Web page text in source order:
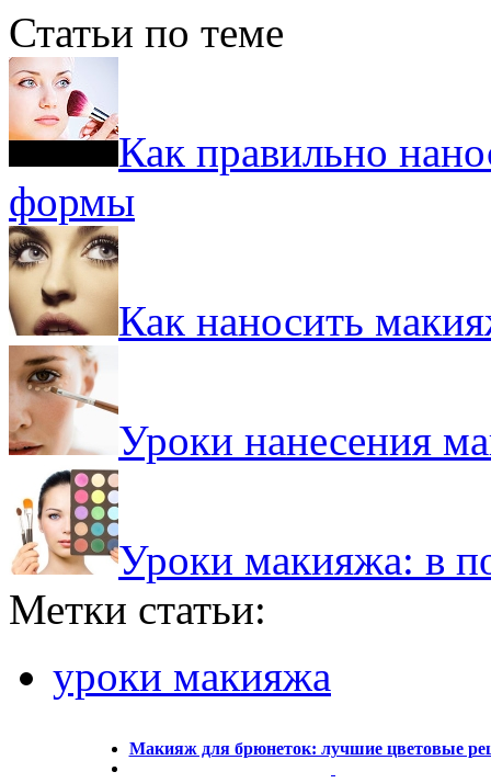
Статьи по теме
Как правильно
формы
Как наносить
Уроки нанесения
Уроки макияжа: в
Метки статьи:
уроки макияжа
Макияж для брюнеток: лучшие цветовые